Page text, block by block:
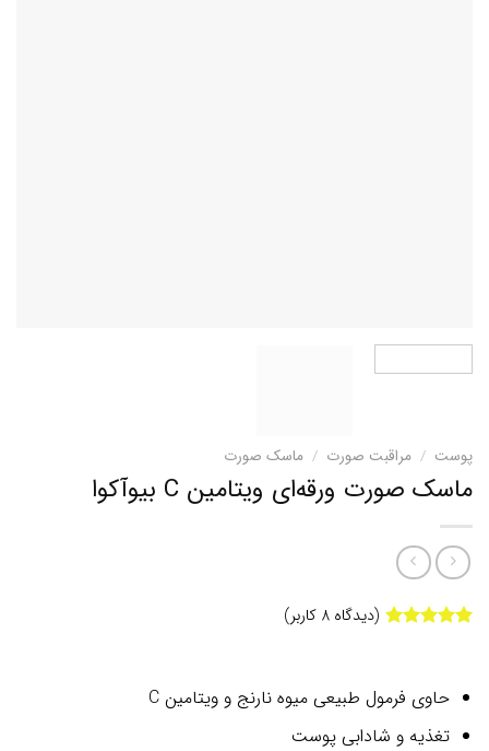
پوست / مراقبت صورت / ماسک صورت
ماسک صورت ورقه‌ای ویتامین C بیوآکوا
امتیازدهی
مشتری
(دیدگاه 8 کاربر)
حاوی فرمول طبیعی میوه نارنج و ویتامین C
تغذیه و شادابی پوست